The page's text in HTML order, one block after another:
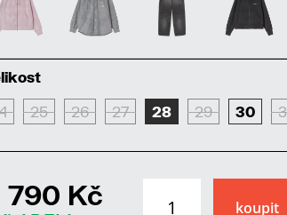
25 26 27 28 29 30
790 Kč